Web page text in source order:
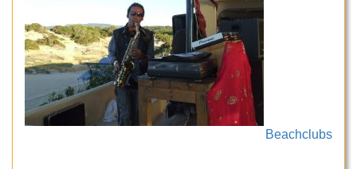
Beachclubs